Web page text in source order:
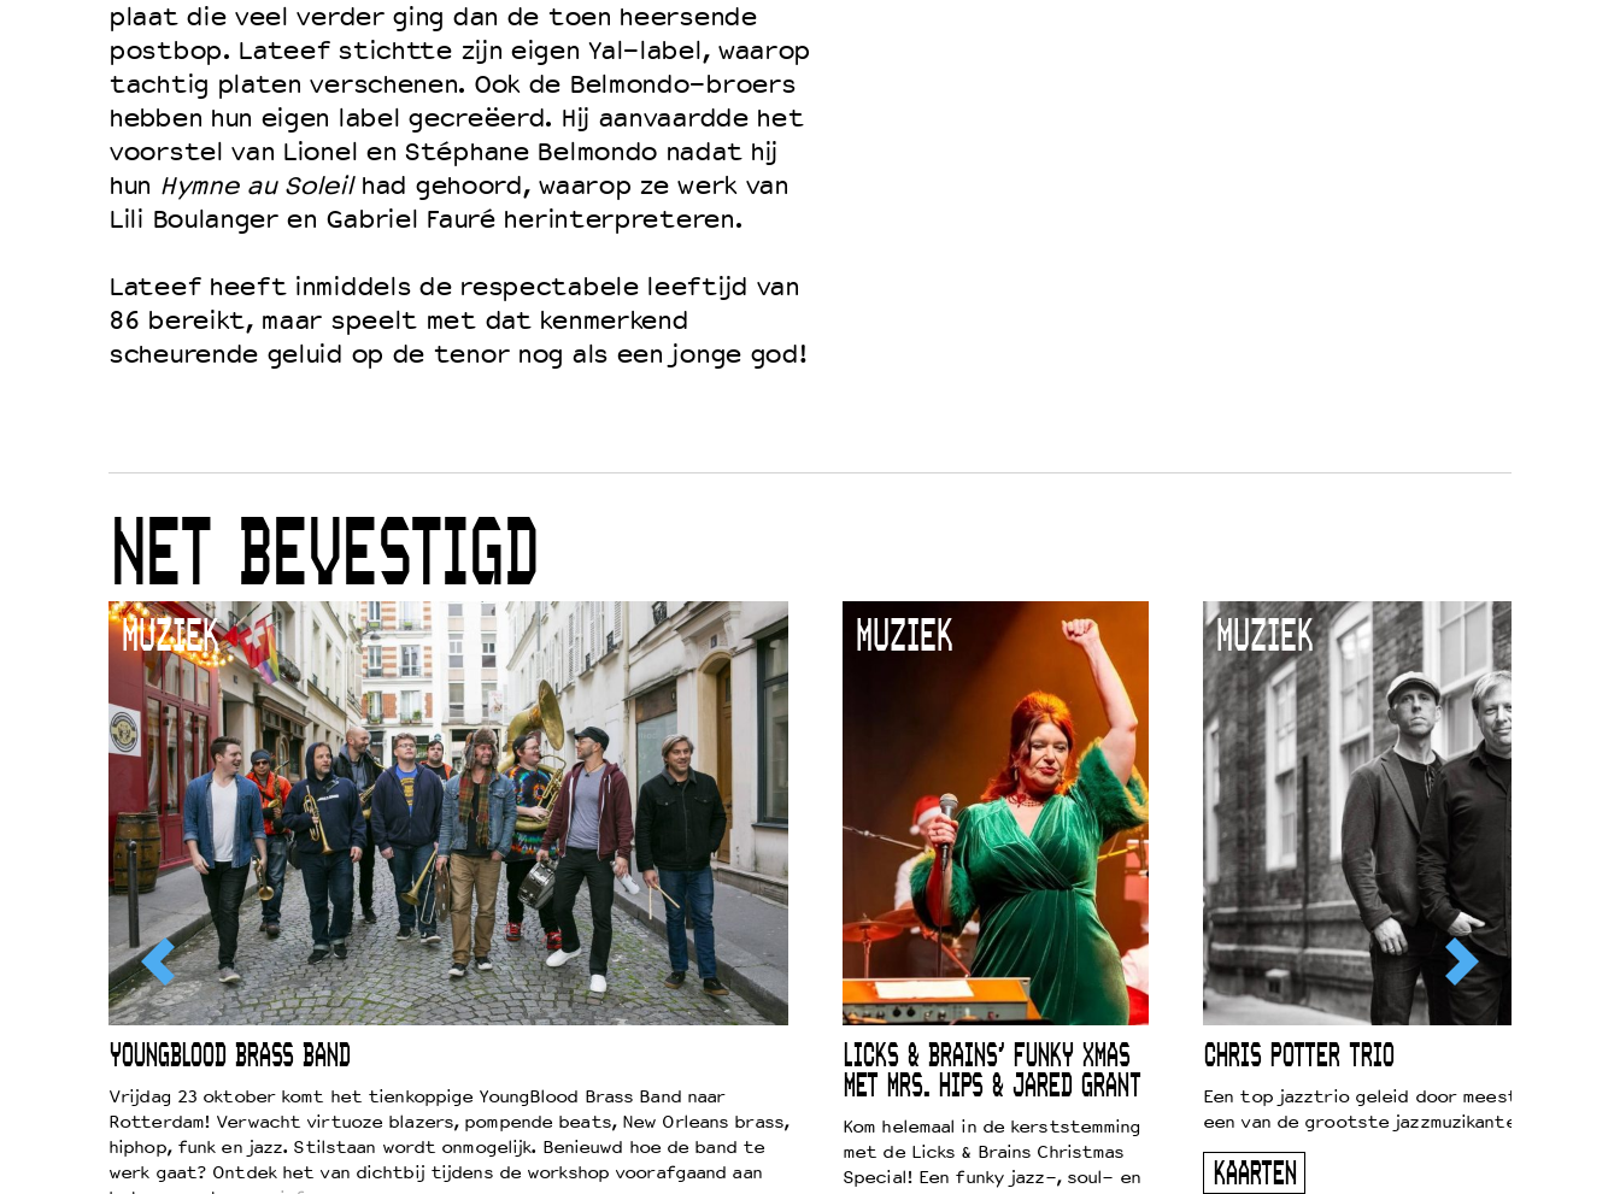
plaat die veel verder ging dan de toen heersende
postbop. Lateef stichtte zijn eigen Yal-label, waarop
tachtig platen verschenen. Ook de Belmondo-broers
hebben hun eigen label gecreëerd. Hij aanvaardde het
voorstel van Lionel en Stéphane Belmondo nadat hij
hun Hymne au Soleilhad gehoord, waarop ze werk van
Lili Boulanger en Gabriel Fauré herinterpreteren.
Lateef heeft inmiddels de respectabele leeftijd van
86 bereikt, maar speelt met dat kenmerkend
scheurende geluid op de tenor nog als een jonge god!
NET BEVESTIGD
MUZIEK
YOUNGBLOOD BRASS BAND
Vrijdag 23 oktober komt het tienkoppige YoungBlood Brass Band naar
Rotterdam! Verwacht virtuoze blazers, pompende beats, New Orleans brass,
hiphop, funk en jazz. Stilstaan wordt onmogelijk. Benieuwd hoe de band te
werk gaat? Ontdek het van dichtbij tijdens de workshop voorafgaand aan
MUZIEK
LICKS & BRAINS’ FUNKY XMAS
MET MRS. HIPS & JARED GRANT
Kom helemaal in de kerststemming
met de Licks & Brains Christmas
Special! Een funky jazz-, soul- en
MUZIEK
CHRIS POTTER TRIO
Een top jazztrio geleid door
een van de grootste jazzmuzikanten van zijn
KAARTEN